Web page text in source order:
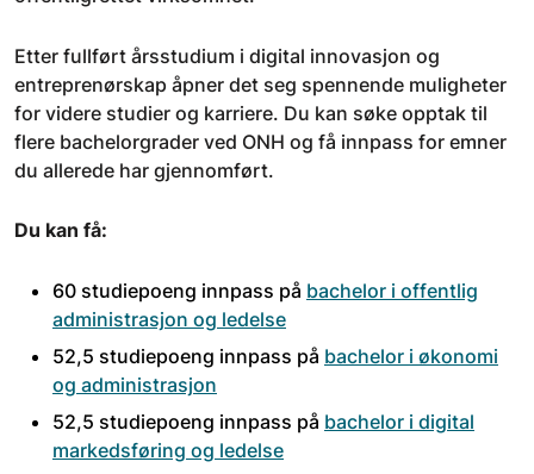
Etter fullført årsstudium i digital innovasjon og
entreprenørskap åpner det seg spennende muligheter
for videre studier og karriere. Du kan søke opptak til
flere bachelorgrader ved ONH og få innpass for emner
du allerede har gjennomført.
Du kan få:
60 studiepoeng innpass på bachelor i offentlig
administrasjon og ledelse
52,5 studiepoeng innpass på bachelor i økonomi
og administrasjon
52,5 studiepoeng innpass på bachelor i digital
markedsføring og ledelse